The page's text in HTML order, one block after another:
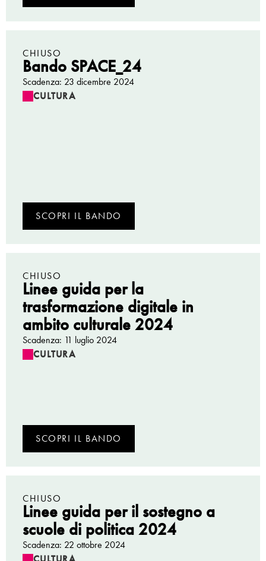
CHIUSO
Bando SPACE_24
Scadenza: 23 dicembre 2024
CULTURA
SCOPRI IL BANDO
CHIUSO
Linee guida per la
trasformazione digitale in
ambito culturale 2024
Scadenza: 11 luglio 2024
CULTURA
SCOPRI IL BANDO
CHIUSO
Linee guida per il sostegno a
scuole di politica 2024
Scadenza: 22 ottobre 2024